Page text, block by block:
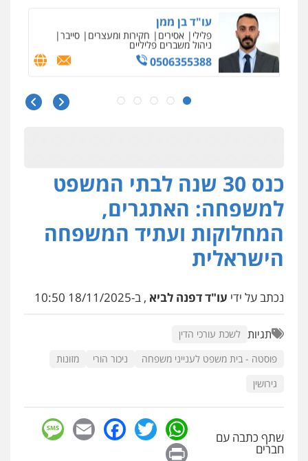
עו"ד בן ממן
פלילי אסירים חקירות ומעצרים סייבר
ניהול משברים פליליים
0506355388
חליל ביאדי – משרד עורכי דין
עו"ד איהאב זבידאת
פלילי פשיעה חמורה ארגוני פשע עבירות
המתה עבירות מין
0509930581
עו"ד יפעת שוורץ סיל
0523379525
עו"ד יוסי חמצני
מס הלבנת הון
גיל דביר – משרד עורכי דין
פשיעה כלכלית צווארון לבן
0506217771
כנס 30 שנה לבתי המשפט
למשפחה: האתגרים,
המחלוקות ועתיד המשפחה
הישראלית
נכתב על ידי עו"ד דפנה לביא , ב-18/11/2025 10:50
תגיות לשכת עורכי הדין
פוסטה - בית משפט לענייני משפחה
ניכור הורי
מזונות
גירושין
שתף כתבה עם
חברים
WhatsApp
Twitter
Facebook
Email